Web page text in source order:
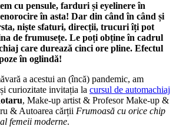
cu pensule, farduri și eyelinere în
în asta! Dar din când în când și
niște sfaturi, direcții, trucuri îți pot
de frumusețe. Le poți obține în cadrul
care durează cinci ore pline. Efectul
în oglindă!
a acestui an (încă) pandemic, am
curiozitate invitația la cursul de automachiaj
, Make-up artist & Profesor Make-up &
& Autoarea cărții Frumoasă cu orice chip
femeii moderne.